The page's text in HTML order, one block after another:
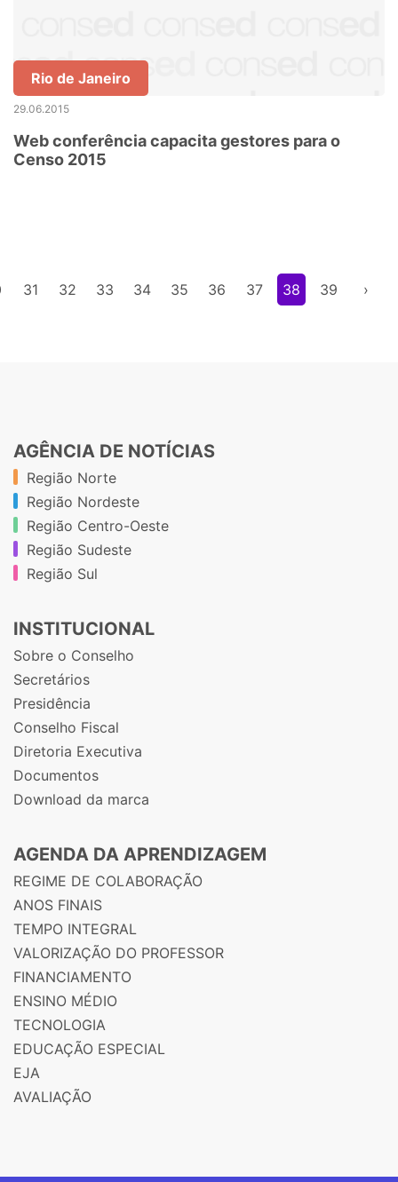
Rio de Janeiro
29.06.2015
Web conferência capacita gestores para o
Censo 2015
31 32 33 34 35 36 37 38 39 ›
AGÊNCIA DE NOTÍCIAS
Região Norte
Região Nordeste
Região Centro-Oeste
Região Sudeste
Região Sul
INSTITUCIONAL
Sobre o Conselho
Secretários
Presidência
Conselho Fiscal
Diretoria Executiva
Documentos
Download da marca
AGENDA DA APRENDIZAGEM
REGIME DE COLABORAÇÃO
ANOS FINAIS
TEMPO INTEGRAL
VALORIZAÇÃO DO PROFESSOR
FINANCIAMENTO
ENSINO MÉDIO
TECNOLOGIA
EDUCAÇÃO ESPECIAL
EJA
AVALIAÇÃO